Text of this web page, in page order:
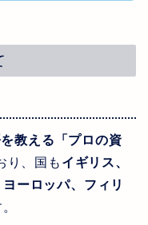
教える「プロの資
り、国も イギリス、
ーロッパ、フィリ